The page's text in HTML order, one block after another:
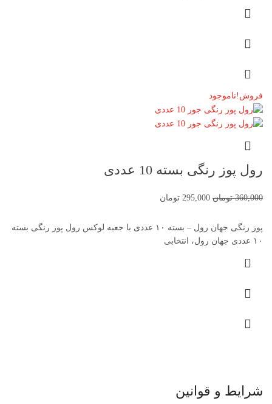
فروش!ناموجود
رول پوز رنگی بسته 10 عددی
360,000 تومان 295,000 تومان
پوز رنگی جهان رول – بسته ۱۰ عددی با جعبه لوکس رول پوز رنگی بسته
۱۰ عددی جهان رول، انتخابی
شرایط و قوانین